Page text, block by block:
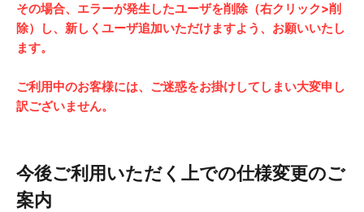
その場合、エラーが発生したユーザを削除（右クリック>削
除）し、新しくユーザ追加いただけますよう、お願いいたし
ます。
ご利用中のお客様には、ご迷惑をお掛けしてしまい大変申し
訳ございません。
今後ご利用いただく上での仕様変更のご
案内